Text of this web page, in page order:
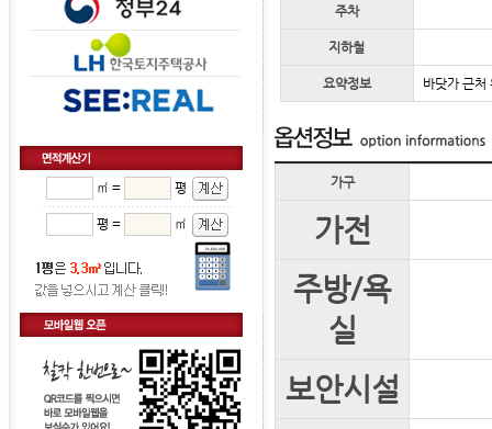
㎡ = 평
평 = ㎡
주차
지하철
요약정보 바닷가 근처
가구
가전
주방/욕
실
보안시설